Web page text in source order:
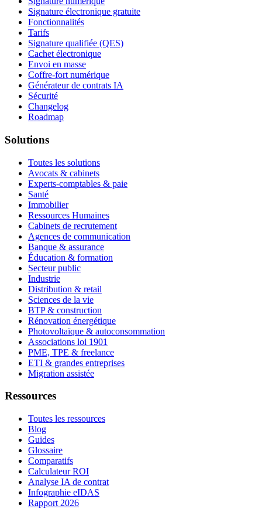
Signature électronique gratuite
Fonctionnalités
Tarifs
Signature qualifiée (QES)
Cachet électronique
Envoi en masse
Coffre-fort numérique
Générateur de contrats IA
Sécurité
Changelog
Roadmap
Solutions
Toutes les solutions
Avocats & cabinets
Experts-comptables & paie
Santé
Immobilier
Ressources Humaines
Cabinets de recrutement
Agences de communication
Banque & assurance
Éducation & formation
Secteur public
Industrie
Distribution & retail
Sciences de la vie
BTP & construction
Rénovation énergétique
Photovoltaïque & autoconsommation
Associations loi 1901
PME, TPE & freelance
ETI & grandes entreprises
Migration assistée
Ressources
Toutes les ressources
Blog
Guides
Glossaire
Comparatifs
Calculateur ROI
Analyse IA de contrat
Infographie eIDAS
Rapport 2026